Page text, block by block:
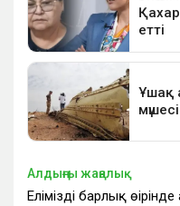
Алдыңғы жаңалық
Еліміздің барлық